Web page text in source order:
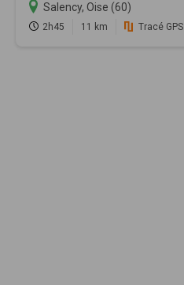
Salency, Oise (60)
2h45 11 km Tracé GPS